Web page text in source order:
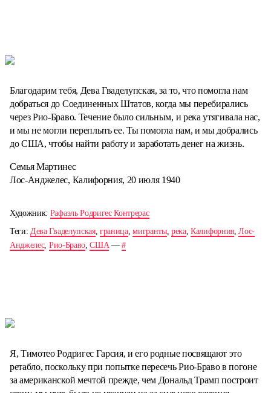
Благодарим тебя, Дева Гваделупская, за то, что помогла нам
добраться до Соединенных Штатов, когда мы перебирались
через Рио-Браво. Течение было сильным, и река утягивала нас,
и мы не могли переплыть ее. Ты помогла нам, и мы добрались
до США, чтобы найти работу и заработать денег на жизнь.
Семья Мартинес
Лос-Анджелес, Калифорния, 20 июля 1940
Художник: Рафаэль Родригес Контрерас
Теги: Дева Гваделупская,граница,мигранты, река,Калифорния,Лос-
Анджелес, Рио-Браво,США —#
Я, Тимотео Родригес Гарсия, и его родные посвящают это
ретабло, поскольку при попытке пересечь Рио-Браво в погоне
за американской мечтой прежде, чем Дональд Трамп построит